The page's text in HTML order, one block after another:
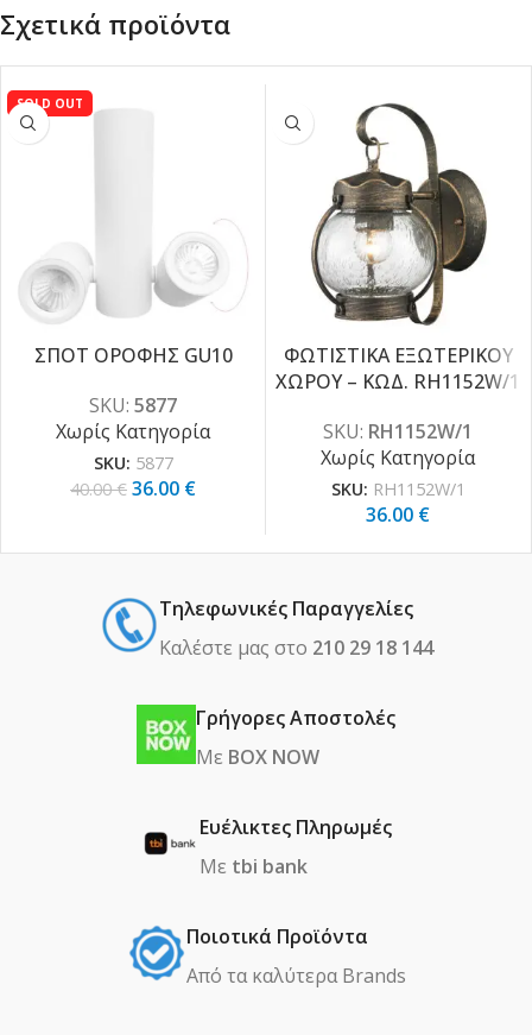
Σχετικά προϊόντα
SOLD OUT
ΣΠΟΤ ΟΡΟΦΗΣ GU10
SKU: 5877
Χωρίς Κατηγορία
SKU: 5877
40.00€ 36.00 €
ΦΩΤΙΣΤΙΚΑ ΕΞΩΤΕΡΙΚΟΥ
ΧΩΡΟΥ – ΚΩΔ. RH1152W/1
SKU: RH1152W/1
Χωρίς Κατηγορία
SKU: RH1152W/1
36.00 €
Τηλεφωνικές Παραγγελίες
Καλέστε μας στο 210 29 18 144
Γρήγορες Αποστολές
Με BOX NOW
Ευέλικτες Πληρωμές
Με tbi bank
Ποιοτικά Προϊόντα
Από τα καλύτερα Βrands